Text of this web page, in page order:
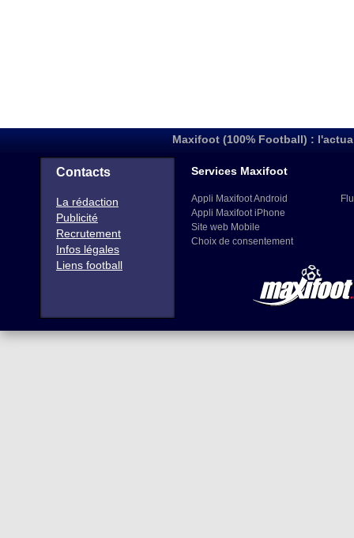
Maxifoot (100% Football) :
Contacts
La rédaction
Publicité
Recrutement
Infos légales
Liens football
Services Maxifoot
Appli Maxifoot Android
Appli Maxifoot iPhone
Site web Mobile
Choix de consentement